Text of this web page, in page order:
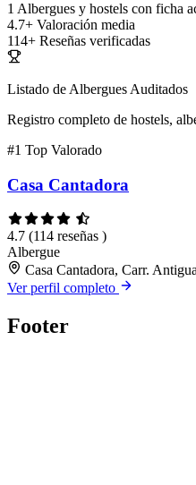
1 Albergues y hostels con ficha
4.7+ Valoración media
114+ Reseñas verificadas
Listado de Albergues Auditados
Registro completo de hostels,
#1 Top Valorado
Casa Cantadora
4.7 (114 reseñas )
Albergue
Casa Cantadora, Carr.
Ver perfil completo
Footer